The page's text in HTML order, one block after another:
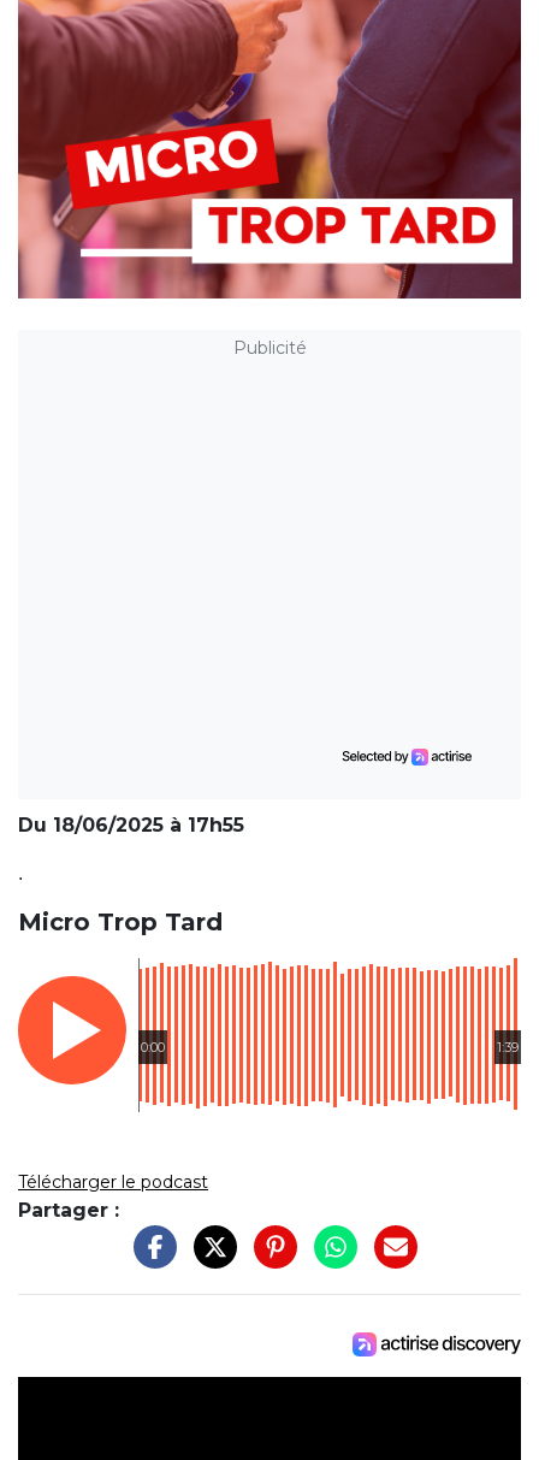
Publicité
Du 18/06/2025 à 17h55
.
Micro Trop Tard
0:00 1:39
Télécharger le podcast
Partager :